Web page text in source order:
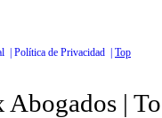
| Política de Privacidad | Top
|